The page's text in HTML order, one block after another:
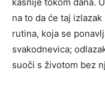
na to da će taj
rutina, koja se
svakodnevica;
suoči s životom bez